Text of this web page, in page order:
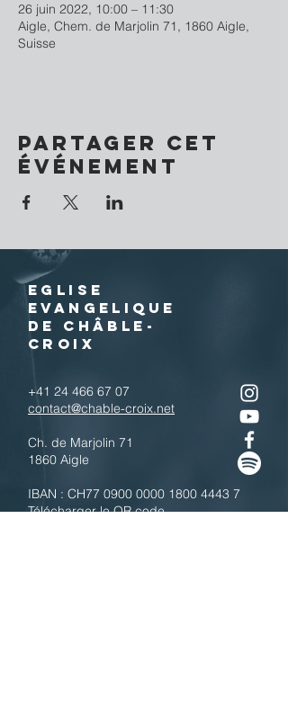
26 juin 2022, 10:00 – 11:30
Aigle, Chem. de Marjolin 71, 1860 Aigle,
Suisse
Partager cet
événement
EGLISE
EVANGELIQUE
DE CHÂBLE-
CROIX
+41 24 466 67 07
contact@chable-croix.net
Ch. de Marjolin 71
1860 Aigle
IBAN : CH77 0900 0000 1800 4443 7
Télécharger le QR code